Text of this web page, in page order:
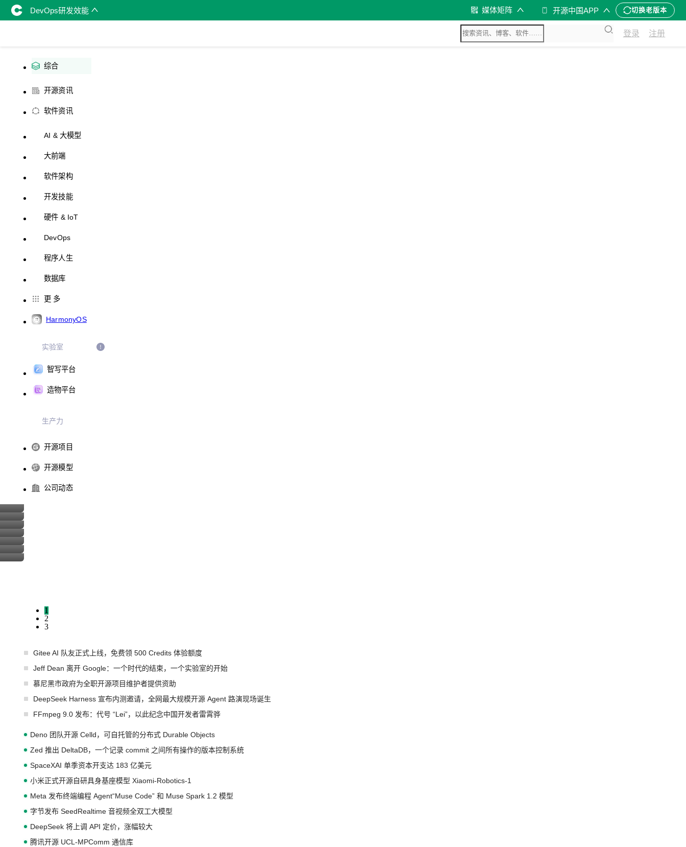
DevOps研发效能 媒体矩阵 开源中国APP 切换老版本
登录 注册
综合
开源资讯
软件资讯
AI & 大模型
大前端
软件架构
开发技能
硬件 & IoT
DevOps
程序人生
数据库
更 多
HarmonyOS
实验室
智写平台
造物平台
生产力
开源项目
开源模型
公司动态
1
2
3
Gitee AI 队友正式上线，免费领 500 Credits 体验额度
Jeff Dean 离开 Google：一个时代的结束，一个实验室的开始
慕尼黑市政府为全职开源项目维护者提供资助
DeepSeek Harness 宣布内测邀请，全网最大规模开源 Agent 路演现场诞生
FFmpeg 9.0 发布：代号 “Lei”，以此纪念中国开发者雷霄骅
Deno 团队开源 Celld，可自托管的分布式 Durable Objects
Zed 推出 DeltaDB，一个记录 commit 之间所有操作的版本控制系统
SpaceXAI 单季资本开支达 183 亿美元
小米正式开源自研具身基座模型 Xiaomi-Robotics-1
Meta 发布终端编程 Agent“Muse Code” 和 Muse Spark 1.2 模型
字节发布 SeedRealtime 音视频全双工大模型
DeepSeek 将上调 API 定价，涨幅较大
腾讯开源 UCL-MPComm 通信库